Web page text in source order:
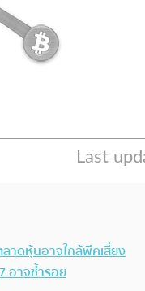
าดหุ้นอาจใกล้พีคเสี่ยง
อาจซ้ำรอย